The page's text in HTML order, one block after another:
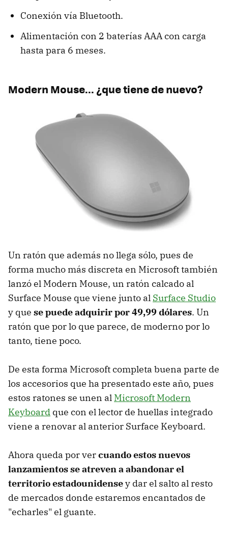
Conexión vía Bluetooth.
Alimentación con 2 baterías AAA con carga
hasta para 6 meses.
Modern Mouse... ¿que tiene de nuevo?
Un ratón que además no llega sólo, pues de
forma mucho más discreta en Microsoft también
lanzó el Modern Mouse, un ratón calcado al
Surface Mouse que viene junto al Surface Studio
y que se puede adquirir por 49,99 dólares. Un
ratón que por lo que parece, de moderno por lo
tanto, tiene poco.
De esta forma Microsoft completa buena parte de
los accesorios que ha presentado este año, pues
estos ratones se unen al Microsoft Modern
Keyboard que con el lector de huellas integrado
viene a renovar al anterior Surface Keyboard.
Ahora queda por vercuando estos nuevos
lanzamientos se atreven a abandonar el
territorio estadounidensey dar el salto al resto
de mercados donde estaremos encantados de
"echarles" el guante.